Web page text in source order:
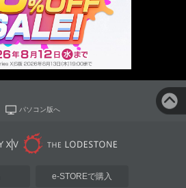
パソコン版へ
e-STOREで購入